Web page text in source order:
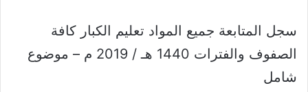
سجل المتابعة جميع المواد تعليم الكبار كافة
الصفوف والفترات 1440 هـ / 2019 م – موضوع
شامل